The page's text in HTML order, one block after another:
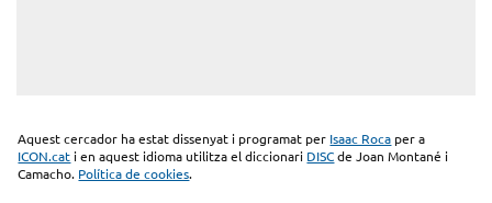
Aquest cercador ha estat dissenyat i programat per Isaac Roca per a
ICON.cat i en aquest idioma utilitza el diccionari DISCde Joan Montané i
Camacho. Política de cookies.